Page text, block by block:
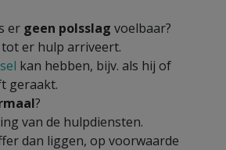
er geen polsslag voelbaar?
er hulp arriveert.
kan hebben, bijv. als hij of
geraakt.
?
van de hulpdiensten.
dan liggen, op voorwaarde